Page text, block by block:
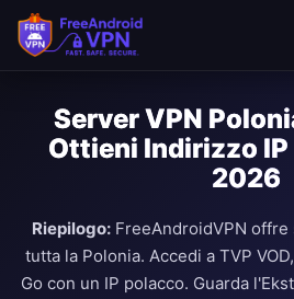
Server VPN
Ottieni Indirizzo IP
2026
Riepilogo: FreeAndroidVPN
tutta la Polonia. Accedi a TVP
Go con un IP polacco. Guarda